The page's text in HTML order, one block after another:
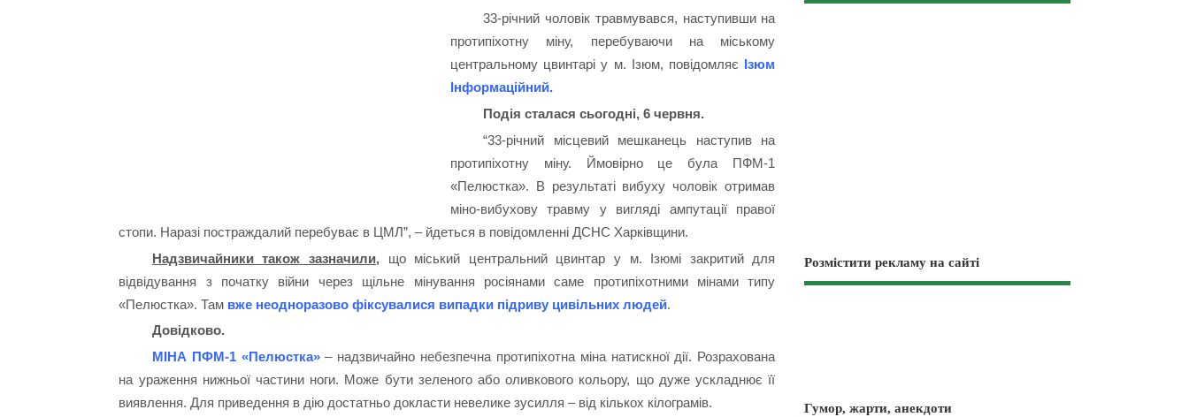
33-річний чоловік травмувався, наступивши на
протипіхотну міну, перебуваючи на міському
центральному цвинтарі у м. Ізюм, повідомляє Ізюм
Інформаційний.
Подія сталася сьогодні, 6 червня.
“33-річний місцевий мешканець наступив на
протипіхотну міну. Ймовірно це була ПФМ-1
«Пелюстка». В результаті вибуху чоловік отримав
міно-вибухову травму у вигляді ампутації правої
стопи. Наразі постраждалий перебуває в ЦМЛ”, – йдеться в повідомленні ДСНС Харківщини.
Надзвичайники також зазначили, що міський центральний цвинтар у м. Ізюмі закритий для
відвідування з початку війни через щільне мінування росіянами саме протипіхотними мінами типу
«Пелюстка». Там вже неодноразово фіксувалися випадки підриву цивільних людей.
Довідково.
МІНА ПФМ-1 «Пелюстка»– надзвичайно небезпечна протипіхотна міна натискної дії. Розрахована
на ураження нижньої частини ноги. Може бути зеленого або оливкового кольору, що дуже ускладнює її
виявлення. Для приведення в дію достатньо докласти невелике зусилля – від кількох кілограмів.
Розмістити рекламу на сайті
Гумор, жарти, анекдоти